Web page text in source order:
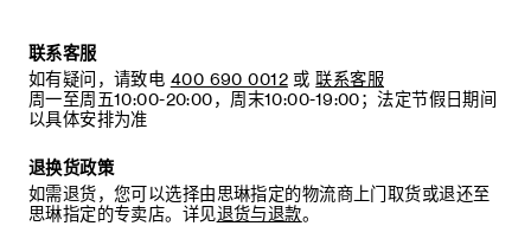
联系客服
如有疑问，请致电 400 690 0012 或 联系客服
周一至周五10:00-20:00，周末10:00-19:00；法定节假日期间
以具体安排为准
退换货政策
如需退货，您可以选择由思琳指定的物流商上门取货或退还至
思琳指定的专卖店。详见退货与退款。